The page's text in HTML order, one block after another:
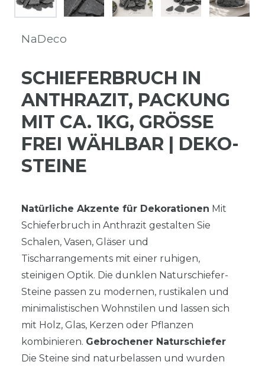
NaDeco
SCHIEFERBRUCH IN
ANTHRAZIT, PACKUNG
MIT CA. 1KG, GRÖSSE F
REI WÄHLBAR | DEKO-S
TEINE
Natürliche Akzente für Dekorationen Mit
Schieferbruch in Anthrazit gestalten Sie
Schalen, Vasen, Gläser und
Tischarrangements mit einer ruhigen,
steinigen Optik. Die dunklen Naturschiefer-
Steine passen zu modernen, rustikalen und
minimalistischen Wohnstilen und lassen sich
mit Holz, Glas, Kerzen oder Pflanzen
kombinieren. Gebrochener Naturschiefer
Die Steine sind naturbelassen und wurden